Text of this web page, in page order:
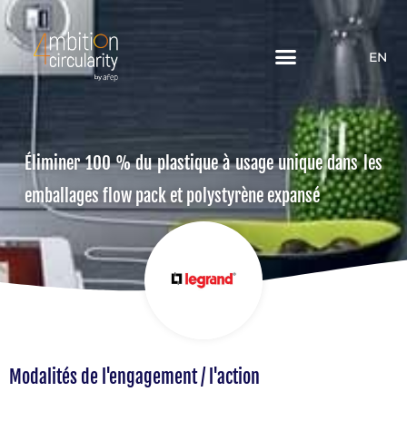
EN
Éliminer 100 % du plastique à usage unique dans les
emballages flow pack et polystyrène expansé
Modalités de l'engagement / l'action